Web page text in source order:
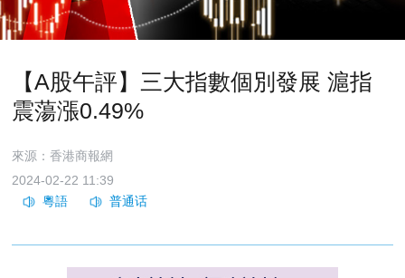
【A股午評】三大指數個別發展 滬指
震蕩漲0.49%
來源：香港商報網
2024-02-22 11:39